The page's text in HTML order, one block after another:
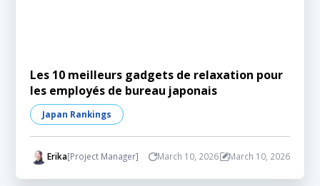
Les 10 meilleurs gadgets de relaxation pour
les employés de bureau japonais
Japan Rankings
Erika[Project Manager] March 10, 2026 March 10, 2026